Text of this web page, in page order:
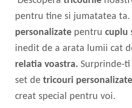
pentru tine si jumatatea ta.
personalizate pentru cuplu
inedit de a arata lumii cat
relatia voastra. Surprinde-
set de tricouri personalizate
creat special pentru voi.